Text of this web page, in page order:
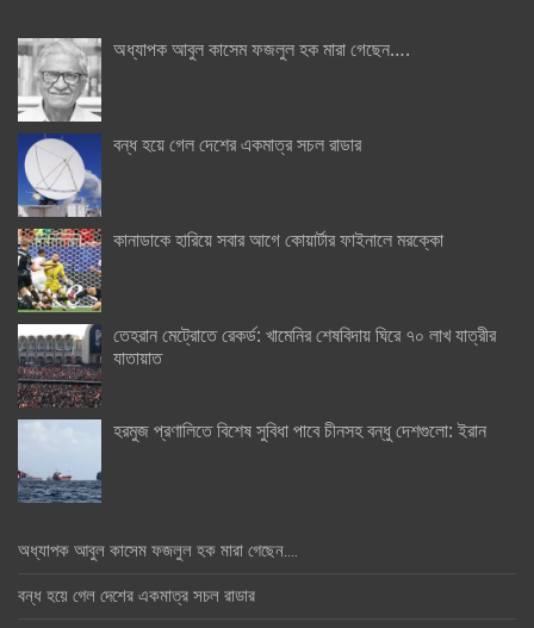
অধ্যাপক আবুল কাসেম ফজলুল হক মারা গেছেন….
বন্ধ হয়ে গেল দেশের একমাত্র সচল রাডার
কানাডাকে হারিয়ে সবার আগে কোয়ার্টার ফাইনালে মরক্কো
তেহরান মেট্রোতে রেকর্ড: খামেনির শেষবিদায় ঘিরে ৭০ লাখ যাত্রীর
যাতায়াত
হরমুজ প্রণালিতে বিশেষ সুবিধা পাবে চীনসহ বন্ধু দেশগুলো: ইরান
অধ্যাপক আবুল কাসেম ফজলুল হক মারা গেছেন….
বন্ধ হয়ে গেল দেশের একমাত্র সচল রাডার